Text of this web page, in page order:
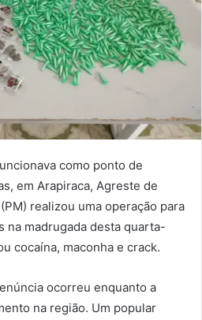
como ponto de
em Arapiraca, Agreste de
realizou uma operação para
na madrugada desta quarta-
cocaína, maconha e crack.
ocorreu enquanto a
na região. Um popular